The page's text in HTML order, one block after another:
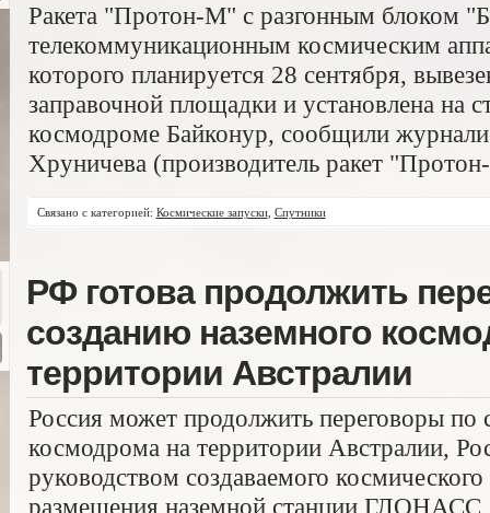
Ракета "Протон-М" с разгонным блоком
телекоммуникационным космическим
которого планируется 28 сентября,
заправочной площадки и установлена на
космодроме Байконур, сообщили
Хруничева (производитель ракет
Связано с категорией: Космические запуски, Спутники
РФ готова продолжить
созданию наземного
территории Австралии
Россия может продолжить переговоры по
космодрома на территории Австралии,
руководством создаваемого
размещения наземной станции